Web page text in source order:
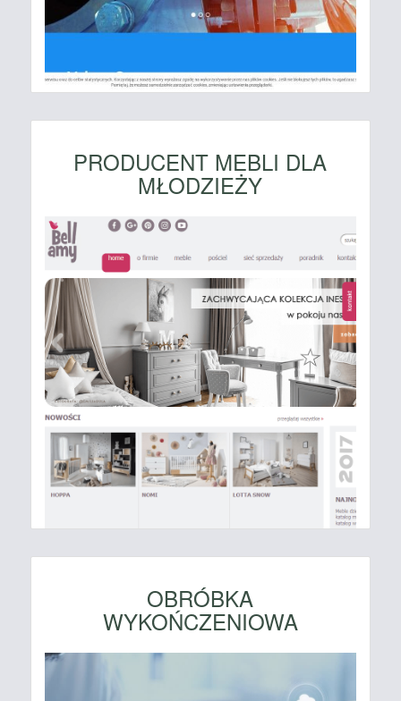
PRODUCENT MEBLI DLA
MŁODZIEŻY
OBRÓBKA
WYKOŃCZENIOWA